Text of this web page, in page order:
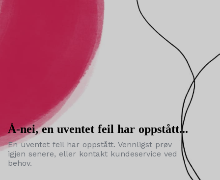
Å-nei, en uventet feil har oppstått...
En uventet feil har oppstått. Vennligst prøv
igjen senere, eller kontakt kundeservice ved
behov.